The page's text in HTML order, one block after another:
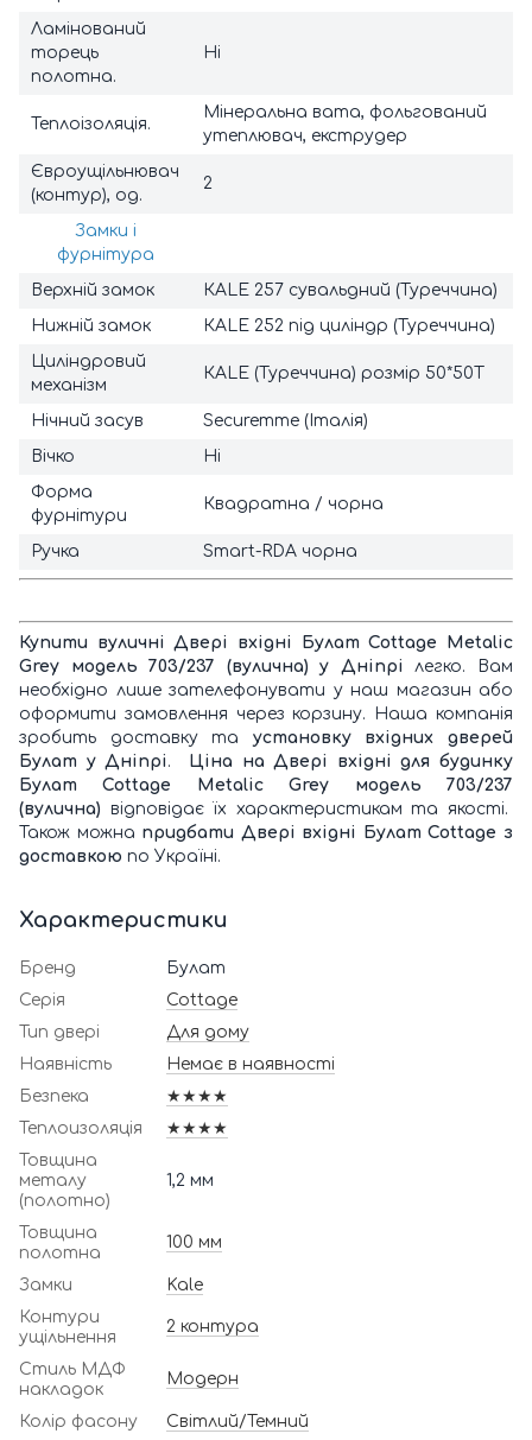
Ламінований
торець
полотна.
Ні
Теплоізоляція.
Мінеральна вата, фольгований
утеплювач, екструдер
Євроущільнювач
(контур), од.
2
Замки і
фурнітура
Верхній замок
КАLЕ 257 сувальдний (Туреччина)
Нижній замок
КАLЕ 252 під циліндр (Туреччина)
Циліндровий
механізм
КАLЕ (Туреччина) розмір 50*50Т
Нічний засув
Securemme (Італія)
Вічко
Ні
Форма
фурнітури
Квадратна / чорна
Ручка Smart-RDA чорна
Купити вуличні Двері вхідні Булат Cottage Metalic
Grey модель 703/237 (вулична) у Дніпрі
легко. Вам
необхідно лише зателефонувати у наш магазин або
оформити замовлення через корзину. Наша компанія
зробить доставку та установку вхідних дверей
Булат у Дніпрі . Ціна на Двері вхідні для будинку
Булат Cottage Metalic Grey модель 703/237
(вулична) відповідає їх характеристикам та якості.
Також можна придбати Двері вхідні Булат Cottage з
доставкою по Україні.
Характеристики
Бренд
Булат
Серія
Cottage
Тип двері
Для дому
Наявність
Немає в наявності
Безпека
★★★★
Теплоизоляція
★★★★
Товщина
металу
(полотно)
1,2 мм
Товщина
полотна
100 мм
Замки
Kale
Контури
ущільнення
2 контура
Стиль МДФ
накладок
Модерн
Колір фасону
Світлий/Темний